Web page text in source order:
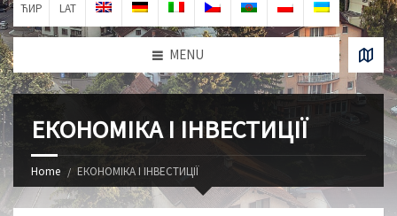
ЋИР LAT
MENU
ЕКОНОМІКА І ІНВЕСТИЦІЇ
Home ЕКОНОМІКА І ІНВЕСТИЦІЇ